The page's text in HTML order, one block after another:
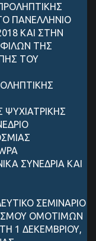
ΠΑΝΕΛΛΗΝΙΟ
ΚΑΙ ΣΤΗΝ
ΤΗΣ
ΤΟΥ
ΨΥΧΙΑΤΡΙΚΗΣ
ΣΥΝΕΔΡΙΑ ΚΑΙ
ΣΕΜΙΝΑΡΙΟ
ΟΜΟΤΙΜΩΝ
1 ΔΕΚΕΜΒΡΙΟΥ,